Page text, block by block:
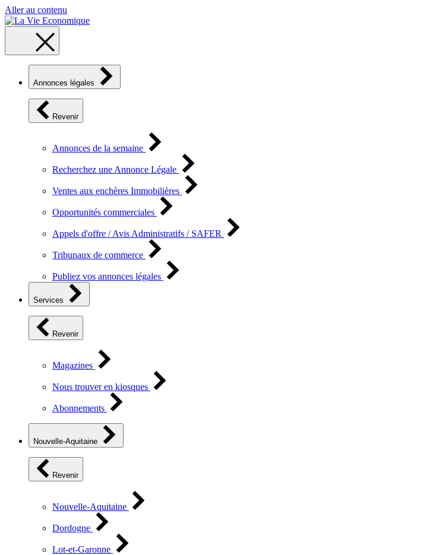
Aller au contenu
Annonces légales
Revenir
Annonces de la semaine
Recherchez une Annonce Légale
Ventes aux enchères Immobilières
Opportunités commerciales
Appels d'offre / Avis Administratifs / SAFER
Tribunaux de commerce
Publiez vos annonces légales
Services
Revenir
Magazines
Nous trouver en kiosques
Abonnements
Nouvelle-Aquitaine
Revenir
Nouvelle-Aquitaine
Dordogne
Lot-et-Garonne